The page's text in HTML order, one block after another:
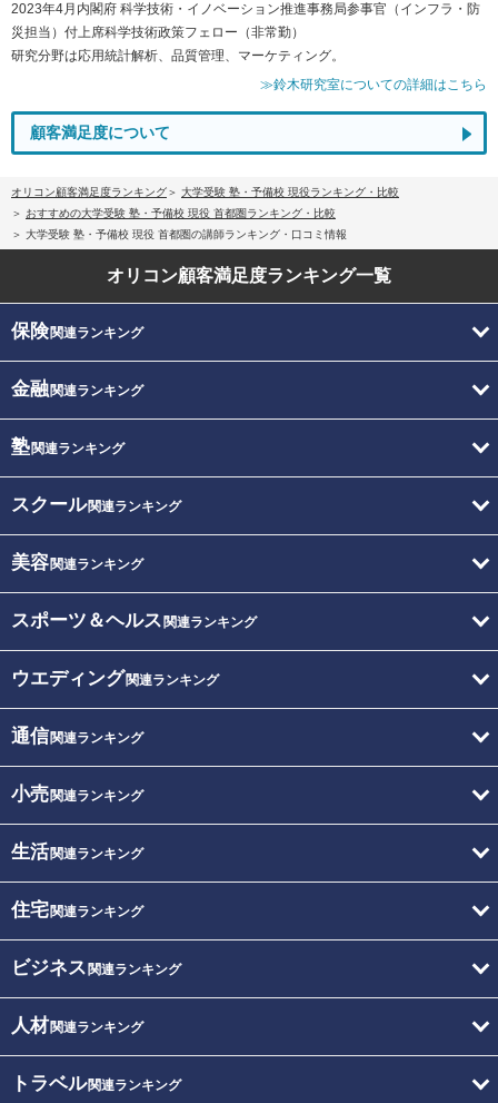
2023年4月内閣府 科学技術・イノベーション推進事務局参事官（インフラ・防
災担当）付上席科学技術政策フェロー（非常勤）
研究分野は応用統計解析、品質管理、マーケティング。
≫鈴木研究室についての詳細はこちら
顧客満足度について
オリコン顧客満足度ランキング
大学受験 塾・予備校 現役ランキング・比較
おすすめの大学受験 塾・予備校 現役 首都圏ランキング・比較
大学受験 塾・予備校 現役 首都圏の講師ランキング・口コミ情報
オリコン顧客満足度ランキング一覧
保険関連ランキング
金融関連ランキング
塾関連ランキング
スクール関連ランキング
美容関連ランキング
スポーツ＆ヘルス 関連ランキング
ウエディング関連ランキング
通信関連ランキング
小売関連ランキング
生活関連ランキング
住宅関連ランキング
ビジネス 関連ランキング
人材関連ランキング
トラベル関連ランキング